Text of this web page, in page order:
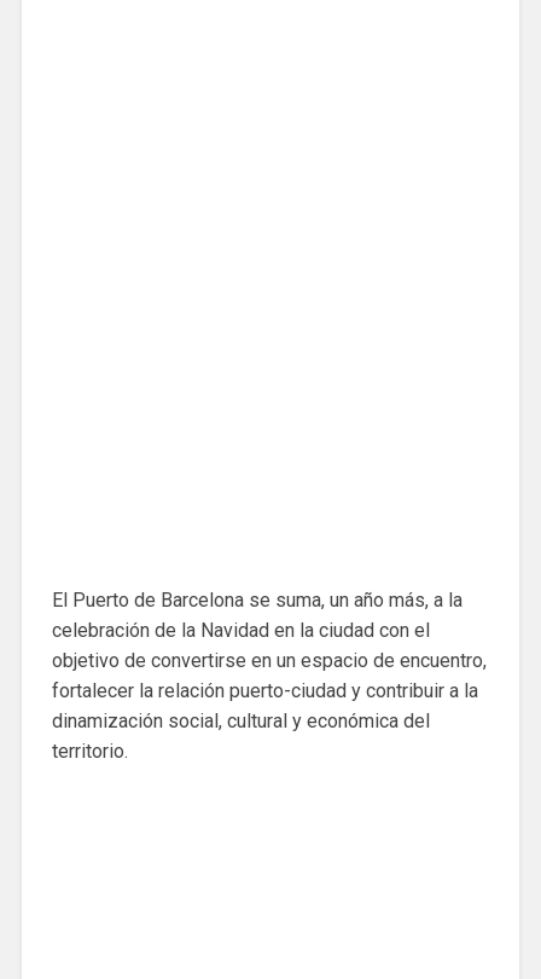
El Puerto de Barcelona se suma, un año más, a la
celebración de la Navidad en la ciudad con el
objetivo de convertirse en un espacio de encuentro,
fortalecer la relación puerto-ciudad y contribuir a la
dinamización social, cultural y económica del
territorio.